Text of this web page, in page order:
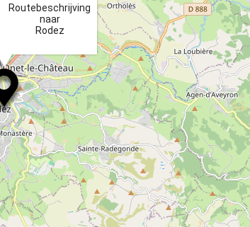
Routebeschrijving
naar
Rodez